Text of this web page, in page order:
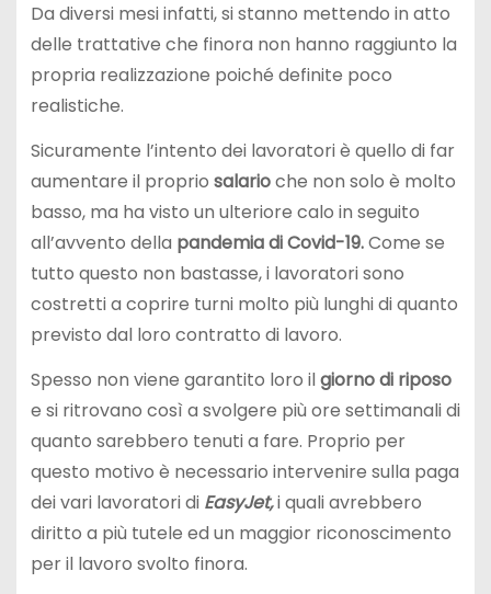
Da diversi mesi infatti, si stanno mettendo in atto
delle trattative che finora non hanno raggiunto la
propria realizzazione poiché definite poco
realistiche.
Sicuramente l’intento dei lavoratori è quello di far
aumentare il proprio salarioche non solo è molto
basso, ma ha visto un ulteriore calo in seguito
all’avvento della pandemia di Covid-19.Come se
tutto questo non bastasse, i lavoratori sono
costretti a coprire turni molto più lunghi di quanto
previsto dal loro contratto di lavoro.
Spesso non viene garantito loro ilgiorno di riposo
e si ritrovano così a svolgere più ore settimanali di
quanto sarebbero tenuti a fare. Proprio per
questo motivo è necessario intervenire sulla paga
dei vari lavoratori di EasyJet,i quali avrebbero
diritto a più tutele ed un maggior riconoscimento
per il lavoro svolto finora.